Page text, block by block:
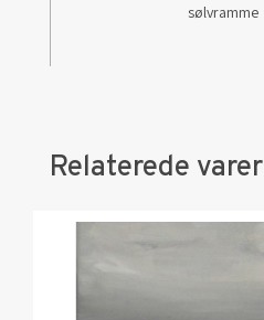
sølvramme
Relaterede varer